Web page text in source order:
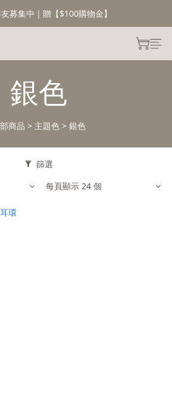
募集中｜贈【$100購物金】
銀色
商品 > 主題色 > 銀色
篩選
每頁顯示 24 個